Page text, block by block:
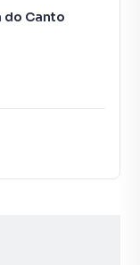
do Canto